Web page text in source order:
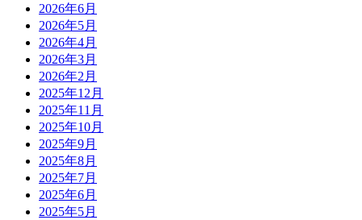
2026年6月
2026年5月
2026年4月
2026年3月
2026年2月
2025年12月
2025年11月
2025年10月
2025年9月
2025年8月
2025年7月
2025年6月
2025年5月